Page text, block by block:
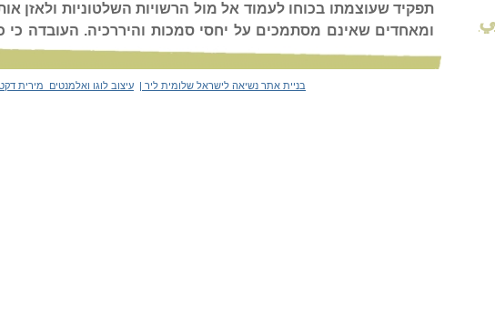
בניית אתר נשיאה לישראל שלומית ליר | עיצוב לוגו ואלמנטים מירית